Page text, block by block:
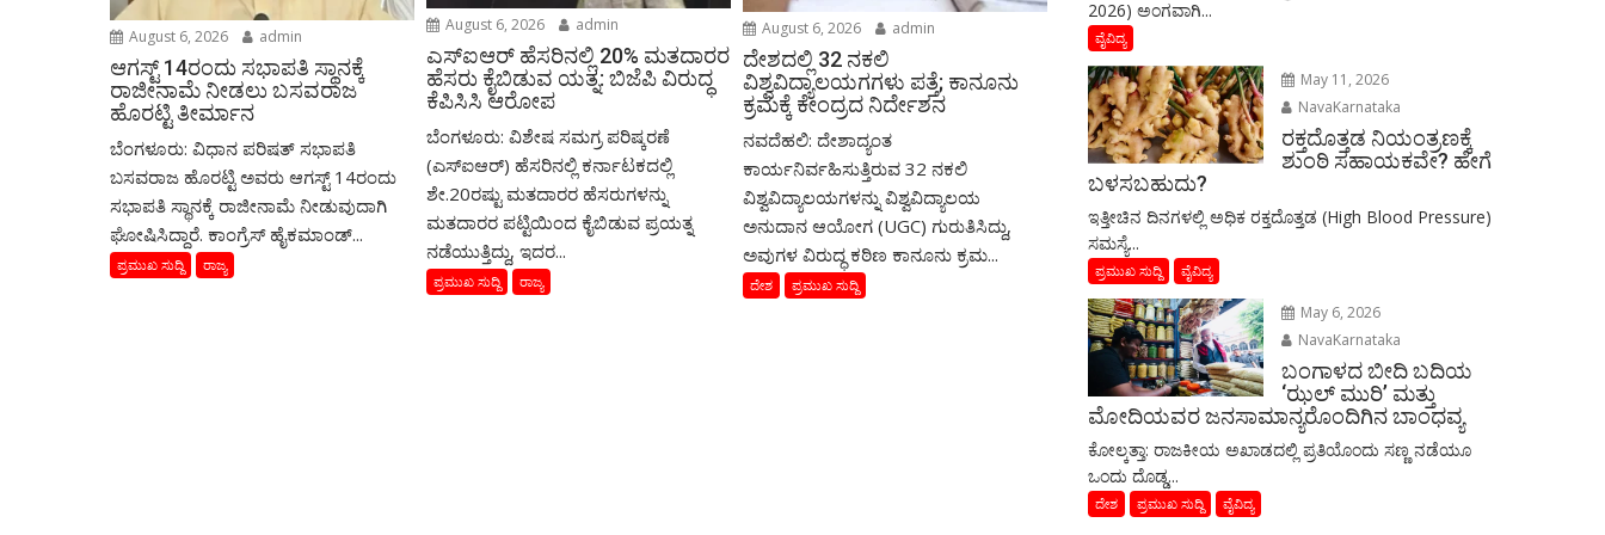
August 6, 2026 admin
ಆಗಸ್ಟ್‌ 14ರಂದು ಸಭಾಪತಿ ಸ್ಥಾನಕ್ಕೆ
ರಾಜೀನಾಮೆ ನೀಡಲು ಬಸವರಾಜ
ಹೊರಟ್ಟಿ ತೀರ್ಮಾನ
ಬೆಂಗಳೂರು: ವಿಧಾನ ಪರಿಷತ್ ಸಭಾಪತಿ
ಬಸವರಾಜ ಹೊರಟ್ಟಿ ಅವರು ಆಗಸ್ಟ್‌ 14ರಂದು
ಸಭಾಪತಿ ಸ್ಥಾನಕ್ಕೆ ರಾಜೀನಾಮೆ ನೀಡುವುದಾಗಿ
ಘೋಷಿಸಿದ್ದಾರೆ. ಕಾಂಗ್ರೆಸ್ ಹೈಕಮಾಂಡ್...
ಪ್ರಮುಖ ಸುದ್ದಿ ರಾಜ್ಯ
August 6, 2026 admin
ಎಸ್‌ಐಆರ್‌ ಹೆಸರಿನಲ್ಲಿ 20% ಮತದಾರರ
ಹೆಸರು ಕೈಬಿಡುವ ಯತ್ನ: ಬಿಜೆಪಿ ವಿರುದ್ಧ
ಕೆಪಿಸಿಸಿ ಆರೋಪ
ಬೆಂಗಳೂರು: ವಿಶೇಷ ಸಮಗ್ರ ಪರಿಷ್ಕರಣೆ
(ಎಸ್‌ಐಆರ್‌) ಹೆಸರಿನಲ್ಲಿ ಕರ್ನಾಟಕದಲ್ಲಿ
ಶೇ.20ರಷ್ಟು ಮತದಾರರ ಹೆಸರುಗಳನ್ನು
ಮತದಾರರ ಪಟ್ಟಿಯಿಂದ ಕೈಬಿಡುವ ಪ್ರಯತ್ನ
ನಡೆಯುತ್ತಿದ್ದು, ಇದರ...
ಪ್ರಮುಖ ಸುದ್ದಿ ರಾಜ್ಯ
August 6, 2026 admin
ದೇಶದಲ್ಲಿ 32 ನಕಲಿ
ವಿಶ್ವವಿದ್ಯಾಲಯಗಗಳು ಪತ್ತೆ; ಕಾನೂನು
ಕ್ರಮಕ್ಕೆ ಕೇಂದ್ರದ ನಿರ್ದೇಶನ
ನವದೆಹಲಿ: ದೇಶಾದ್ಯಂತ
ಕಾರ್ಯನಿರ್ವಹಿಸುತ್ತಿರುವ 32 ನಕಲಿ
ವಿಶ್ವವಿದ್ಯಾಲಯಗಳನ್ನು ವಿಶ್ವವಿದ್ಯಾಲಯ
ಅನುದಾನ ಆಯೋಗ (UGC) ಗುರುತಿಸಿದ್ದು,
ಅವುಗಳ ವಿರುದ್ಧ ಕಠಿಣ ಕಾನೂನು ಕ್ರಮ...
ದೇಶ ಪ್ರಮುಖ ಸುದ್ದಿ
2026) ಅಂಗವಾಗಿ...
ವೈವಿದ್ಯ
May 11, 2026
NavaKarnataka
ರಕ್ತದೊತ್ತಡ ನಿಯಂತ್ರಣಕ್ಕೆ
ಶುಂಠಿ ಸಹಾಯಕವೇ? ಹೇಗೆ
ಬಳಸಬಹುದು?
ಇತ್ತೀಚಿನ ದಿನಗಳಲ್ಲಿ ಅಧಿಕ ರಕ್ತದೊತ್ತಡ (High Blood Pressure)
ಸಮಸ್ಯೆ...
ಪ್ರಮುಖ ಸುದ್ದಿ ವೈವಿದ್ಯ
May 6, 2026
NavaKarnataka
ಬಂಗಾಳದ ಬೀದಿ ಬದಿಯ
‘ಝಲ್ ಮುರಿ’ ಮತ್ತು
ಮೋದಿಯವರ ಜನಸಾಮಾನ್ಯರೊಂದಿಗಿನ ಬಾಂಧವ್ಯ
​ಕೋಲ್ಕತ್ತಾ: ರಾಜಕೀಯ ಅಖಾಡದಲ್ಲಿ ಪ್ರತಿಯೊಂದು ಸಣ್ಣ ನಡೆಯೂ
ಒಂದು ದೊಡ್ಡ...
ದೇಶ ಪ್ರಮುಖ ಸುದ್ದಿ ವೈವಿದ್ಯ